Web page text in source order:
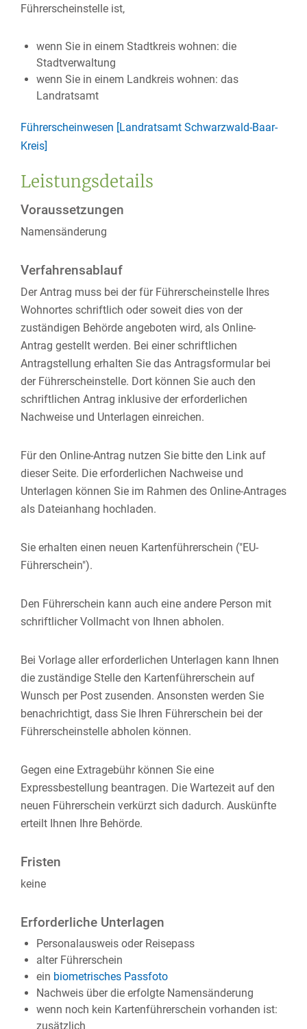
Führerscheinstelle ist,
wenn Sie in einem Stadtkreis wohnen: die
Stadtverwaltung
wenn Sie in einem Landkreis wohnen: das
Landratsamt
Führerscheinwesen [Landratsamt Schwarzwald-Baar-
Kreis]
Leistungsdetails
Voraussetzungen
Namensänderung
Verfahrensablauf
Der Antrag muss bei der für Führerscheinstelle Ihres
Wohnortes schriftlich oder soweit dies von der
zuständigen Behörde angeboten wird, als Online-
Antrag gestellt werden. Bei einer schriftlichen
Antragstellung erhalten Sie das Antragsformular bei
der Führerscheinstelle. Dort können Sie auch den
schriftlichen Antrag inklusive der erforderlichen
Nachweise und Unterlagen einreichen.
Für den Online-Antrag nutzen Sie bitte den Link auf
dieser Seite. Die erforderlichen Nachweise und
Unterlagen können Sie im Rahmen des Online-Antrages
als Dateianhang hochladen.
Sie erhalten einen neuen Kartenführerschein ("EU-
Führerschein").
Den Führerschein kann auch eine andere Person mit
schriftlicher Vollmacht von Ihnen abholen.
Bei Vorlage aller erforderlichen Unterlagen kann Ihnen
die zuständige Stelle den Kartenführerschein auf
Wunsch per Post zusenden. Ansonsten werden Sie
benachrichtigt, dass Sie Ihren Führerschein bei der
Führerscheinstelle abholen können.
Gegen eine Extragebühr können Sie eine
Expressbestellung beantragen. Die Wartezeit auf den
neuen Führerschein verkürzt sich dadurch. Auskünfte
erteilt Ihnen Ihre Behörde.
Fristen
keine
Erforderliche Unterlagen
Personalausweis oder Reisepass
alter Führerschein
ein biometrisches Passfoto
Nachweis über die erfolgte Namensänderung
wenn noch kein Kartenführerschein vorhanden ist:
zusätzlich